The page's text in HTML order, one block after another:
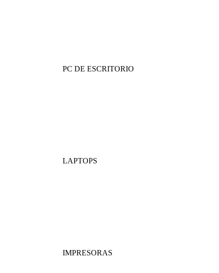
PC DE ESCRITORIO
LAPTOPS
IMPRESORAS